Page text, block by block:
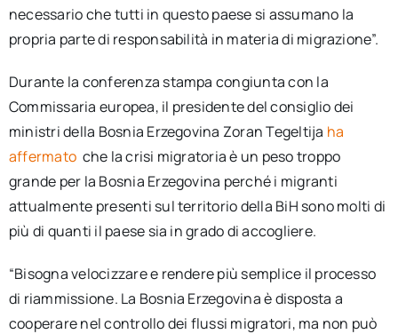
necessario che tutti in questo paese si assumano la
propria parte di responsabilità in materia di migrazione”.
Durante la conferenza stampa congiunta con la
Commissaria europea, il presidente del consiglio dei
ministri della Bosnia Erzegovina Zoran Tegeltija ha
affermato che la crisi migratoria è un peso troppo
grande per la Bosnia Erzegovina perché i migranti
attualmente presenti sul territorio della BiH sono molti di
più di quanti il paese sia in grado di accogliere.
“Bisogna velocizzare e rendere più semplice il processo
di riammissione. La Bosnia Erzegovina è disposta a
cooperare nel controllo dei flussi migratori, ma non può